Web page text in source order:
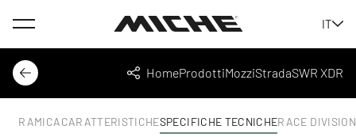
Menu
IT
Indietro
HomeProdottiMozziStradaSWR XDR
Condividi
CARATTERISTICHESPECIFICHE TECNICHERACE DIVISION